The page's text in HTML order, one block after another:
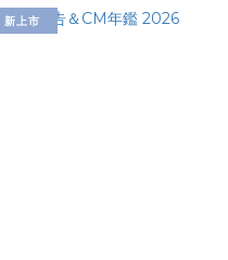
新上市